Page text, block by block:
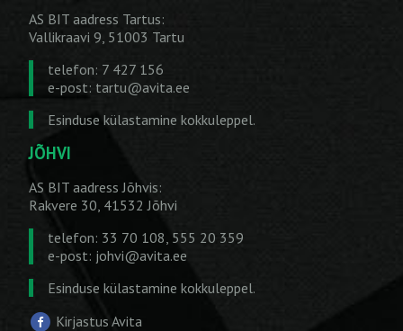
AS BIT aadress Tartus:
Vallikraavi 9, 51003 Tartu
telefon: 7 427 156
e-post: tartu@avita.ee
Esinduse külastamine kokkuleppel.
JÕHVI
AS BIT aadress Jõhvis:
Rakvere 30, 41532 Jõhvi
telefon: 33 70 108, 555 20 359
e-post: johvi@avita.ee
Esinduse külastamine kokkuleppel.
Kirjastus Avita